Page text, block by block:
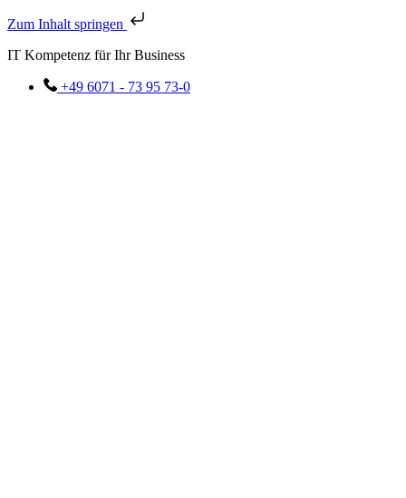
Zum Inhalt springen
IT Kompetenz für Ihr Business
+49 6071 - 73 95 73-0